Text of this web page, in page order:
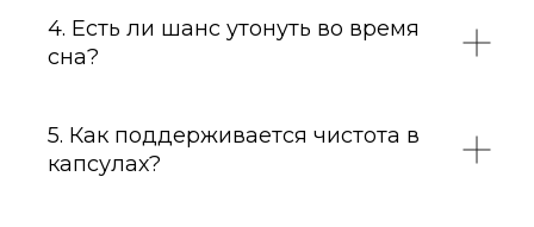
4. Есть ли шанс утонуть во время
сна?
5. Как поддерживается чистота в
капсулах?